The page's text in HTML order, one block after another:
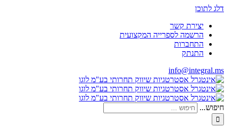
דלג לתוכן
יצירת קשר
הרשמה לספרייה המקצועית
התחברות
התנתק
info@integral.ms
חיפוש...